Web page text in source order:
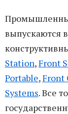
выпускаются
Station,Front
Portable,Front
Systems. Все